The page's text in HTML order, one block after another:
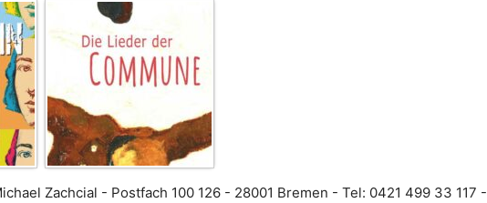
Zachcial - Postfach 100 126 - 28001 Bremen - Tel: 0421 499 33 117 -